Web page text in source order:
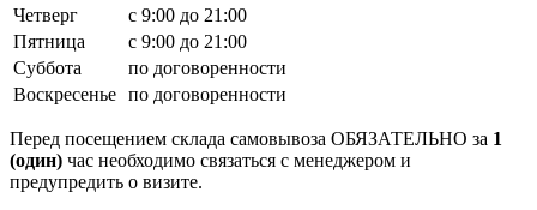
Четверг
с 9:00 до 21:00
Пятница
с 9:00 до 21:00
Суббота
по договоренности
Воскресенье по договоренности
Перед посещением склада самовывоза ОБЯЗАТЕЛЬНО за 1
(один) час необходимо связаться с менеджером и
предупредить о визите.